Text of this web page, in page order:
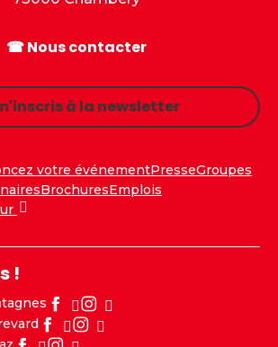
☎ Nous contacter
à la newsletter
votre événementPresseGroupes
BrochuresEmplois
!